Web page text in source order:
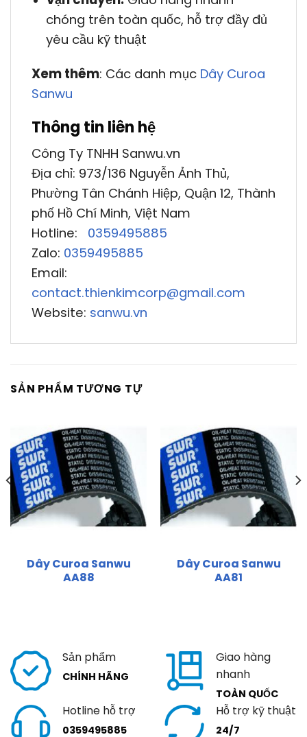
chóng trên toàn quốc, hỗ trợ đầy đủ
yêu cầu kỹ thuật
Xem thêm: Các danh mục Dây Curoa
Sanwu
Thông tin liên hệ
Công Ty TNHH Sanwu.vn
Địa chỉ: 973/136 Nguyễn Ảnh Thủ,
Phường Tân Chánh Hiệp, Quận 12, Thành
phố Hồ Chí Minh, Việt Nam
Hotline: 0359495885
Zalo: 0359495885
Email:
contact.thienkimcorp@gmail.com
Website: sanwu.vn
SẢN PHẨM TƯƠNG TỰ
Dây Curoa Sanwu
AA88
Dây Curoa Sanwu
AA81
Sản phẩm
CHÍNH HÃNG
Giao hàng
nhanh
TOÀN QUỐC
Hotline hỗ trợ
0359495885
Hỗ trợ kỹ thuật
24/7